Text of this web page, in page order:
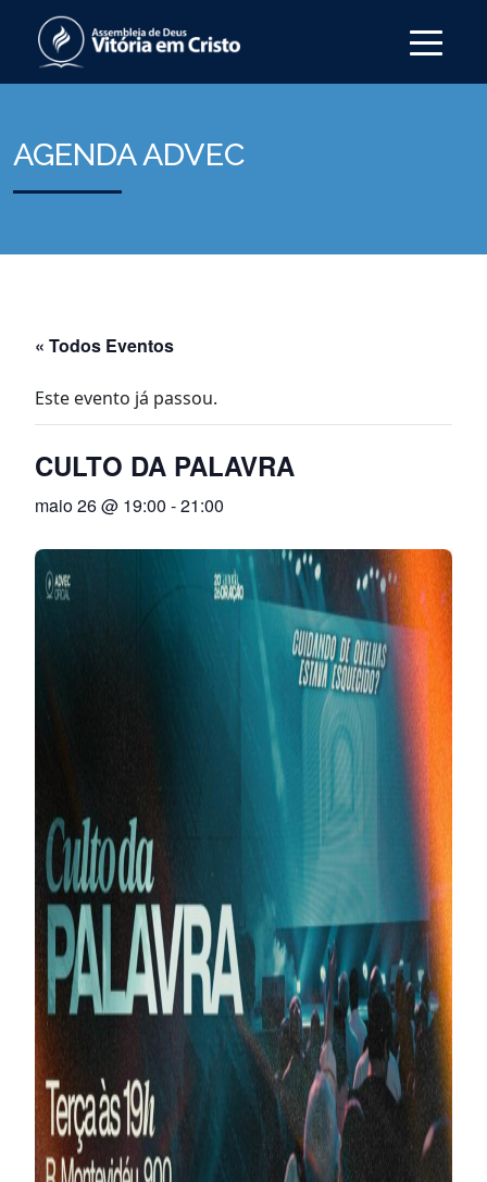
AGENDA ADVEC
« Todos Eventos
Este evento já passou.
CULTO DA PALAVRA
maio 26 @ 19:00 -21:00